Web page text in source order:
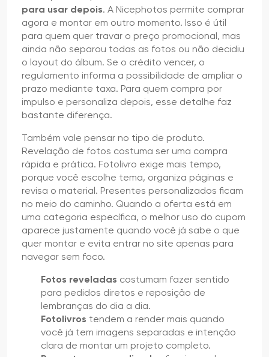
para usar depois. A Nicephotos permite comprar
agora e montar em outro momento. Isso é útil
para quem quer travar o preço promocional, mas
ainda não separou todas as fotos ou não decidiu
o layout do álbum. Se o crédito vencer, o
regulamento informa a possibilidade de ampliar o
prazo mediante taxa. Para quem compra por
impulso e personaliza depois, esse detalhe faz
bastante diferença.
Também vale pensar no tipo de produto.
Revelação de fotos costuma ser uma compra
rápida e prática. Fotolivro exige mais tempo,
porque você escolhe tema, organiza páginas e
revisa o material. Presentes personalizados ficam
no meio do caminho. Quando a oferta está em
uma categoria específica, o melhor uso do cupom
aparece justamente quando você já sabe o que
quer montar e evita entrar no site apenas para
navegar sem foco.
Fotos reveladas costumam fazer sentido
para pedidos diretos e reposição de
lembranças do dia a dia.
Fotolivros tendem a render mais quando
você já tem imagens separadas e intenção
clara de montar um projeto completo.